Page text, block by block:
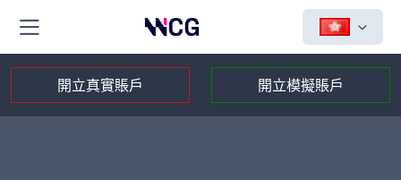
開立真實賬戶 開立模擬賬戶